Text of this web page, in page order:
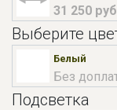
31 250
Выберите
Белый
Без
Подсветка